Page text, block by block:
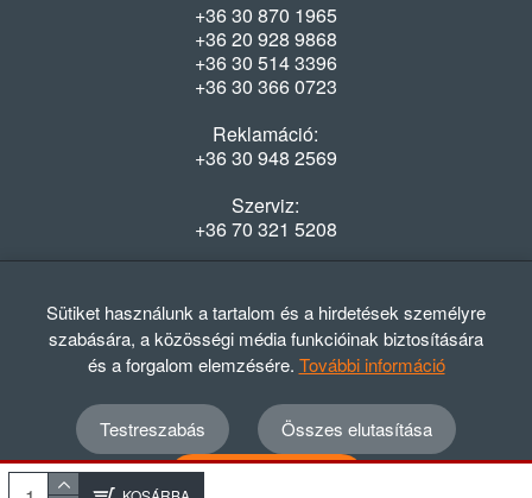
+36 30 870 1965
+36 20 928 9868
+36 30 514 3396
+36 30 366 0723
Reklamáció:
+36 30 948 2569
Szerviz:
+36 70 321 5208
Hétfő-Péntek: 08:00-16:30
© 2012 - 2024 GASZTRΩMEGA Kft.
Adatvédelmi szabályzat
ÁSZF
Elállási nyilatkozat
Sütiket használunk a tartalom és a hirdetések személyre
szabására, a közösségi média funkcióinak biztosítására
és a forgalom elemzésére. További információ
Testreszabás
Összes elutasítása
Összes elfogadása